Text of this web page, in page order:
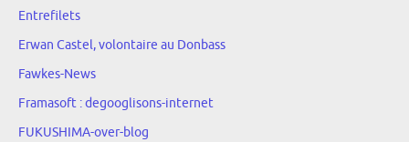
Entrefilets
Erwan Castel, volontaire au Donbass
Fawkes-News
Framasoft : degooglisons-internet
FUKUSHIMA-over-blog